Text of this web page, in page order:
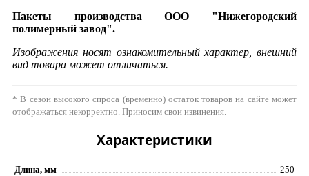
Пакеты производства ООО "Нижегородский
полимерный завод".
Изображения носят ознакомительный характер, внешний
вид товара может отличаться.
* В сезон высокого спроса (временно) остаток товаров на сайте может
отображаться некорректно. Приносим свои извинения.
Характеристики
Длина, мм 250